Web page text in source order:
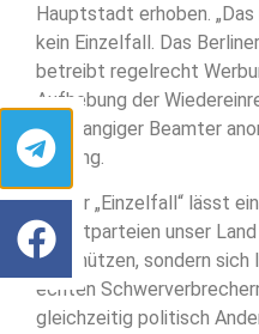
Hauptstadt erhoben.
kein Einzelfall. Das
betreibt regelrecht
Aufhebung der
hochrangiger Beamter
Zeitung.
Dieser „Einzelfall“ lässt
die Altparteien unser
beschützen, sondern
echten
gleichzeitig politisch